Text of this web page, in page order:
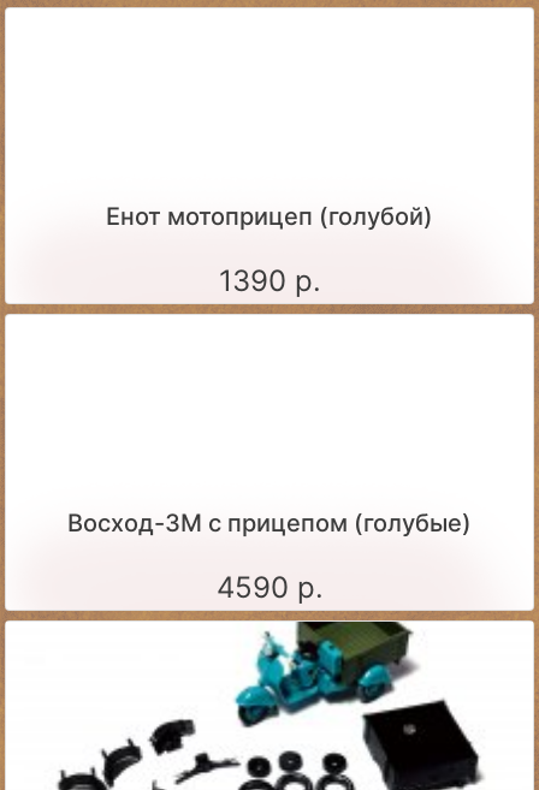
Енот мотоприцеп (голубой)
1390 р.
Восход-3М с прицепом (голубые)
4590 р.